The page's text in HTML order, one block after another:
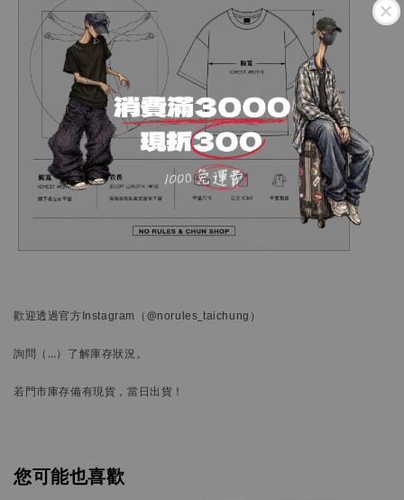
歡迎透過官方Instagram （@norules_taichung）
詢問 （…） 了解庫存狀況。
若門市庫存備有現貨，當日出貨！
您可能也喜歡